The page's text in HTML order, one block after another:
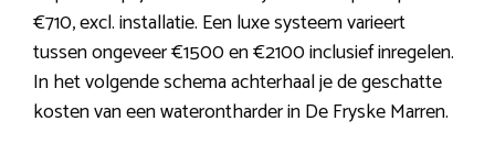
€710, excl. installatie. Een luxe systeem varieert
tussen ongeveer €1500 en €2100 inclusief inregelen.
In het volgende schema achterhaal je de geschatte
kosten van een waterontharder in De Fryske Marren.